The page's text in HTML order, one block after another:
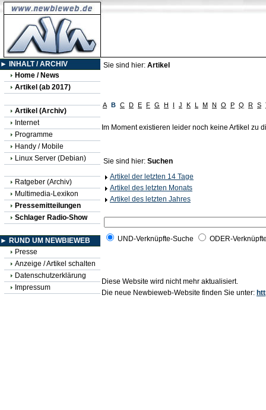
► INHALT / ARCHIV
Home / News
Artikel (ab 2017)
Artikel (Archiv)
Internet
Programme
Handy / Mobile
Linux Server (Debian)
Ratgeber (Archiv)
Multimedia-Lexikon
Pressemitteilungen
Schlager Radio-Show
► RUND UM NEWBIEWEB
Presse
Anzeige / Artikel schalten
Datenschutzerklärung
Impressum
Sie sind hier: Artikel
A B C D E F G H I J K L M N O P Q R S
Im Moment existieren leider noch keine Artikel zu
Sie sind hier: Suchen
Artikel der letzten 14 Tage
Artikel des letzten Monats
Artikel des letzten Jahres
UND-Verknüpfte-Suche ODER-
Diese Website wird nicht mehr aktualisiert.
Die neue Newbieweb-Website finden Sie unter: